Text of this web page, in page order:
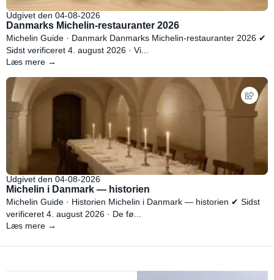
Udgivet den 04-08-2026
Danmarks Michelin-restauranter 2026
Michelin Guide · Danmark Danmarks Michelin-restauranter 2026 ✔
Sidst verificeret 4. august 2026 · Vi...
Læs mere →
Udgivet den 04-08-2026
Michelin i Danmark — historien
Michelin Guide · Historien Michelin i Danmark — historien ✔ Sidst
verificeret 4. august 2026 · De fø...
Læs mere →